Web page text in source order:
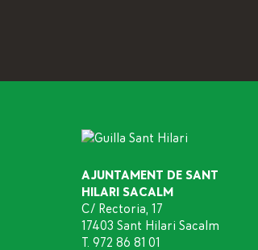
AJUNTAMENT DE SANT
HILARI SACALM
C/ Rectoria, 17
17403 Sant Hilari Sacalm
T. 972 86 81 01